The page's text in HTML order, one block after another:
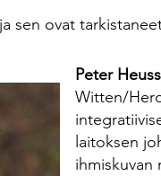
ovat
Peter
Witten/
laitoksen
ihmiskuvan